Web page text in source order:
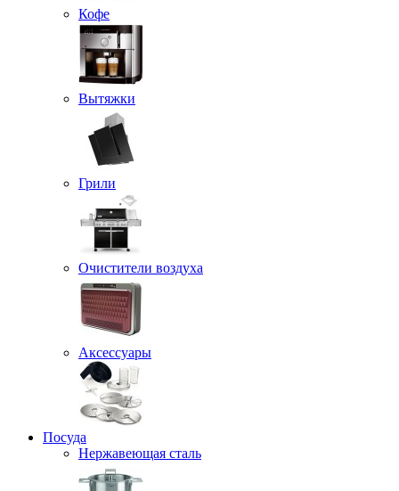
Кофе
Вытяжки
Грили
Очистители воздуха
Аксессуары
Посуда
Нержавеющая сталь